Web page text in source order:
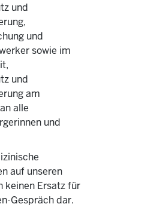
und
und
sowie im
und
am
alle
und
auf unseren
keinen Ersatz für
Gespräch dar.